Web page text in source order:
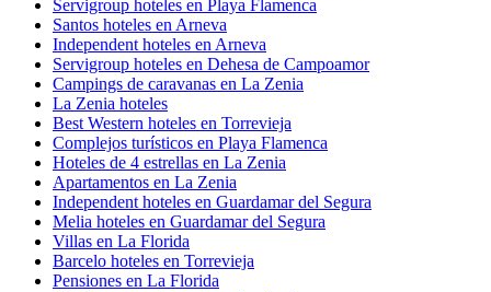
Servigroup hoteles en Playa Flamenca
Santos hoteles en Arneva
Independent hoteles en Arneva
Servigroup hoteles en Dehesa de Campoamor
Campings de caravanas en La Zenia
La Zenia hoteles
Best Western hoteles en Torrevieja
Complejos turísticos en Playa Flamenca
Hoteles de 4 estrellas en La Zenia
Apartamentos en La Zenia
Independent hoteles en Guardamar del Segura
Melia hoteles en Guardamar del Segura
Villas en La Florida
Barcelo hoteles en Torrevieja
Pensiones en La Florida